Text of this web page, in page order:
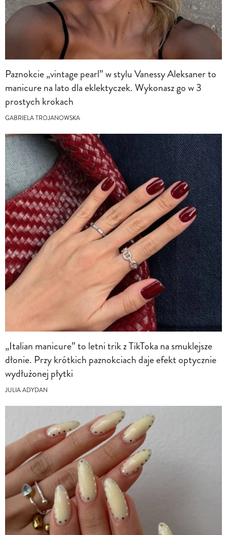
Paznokcie „vintage pearl” w stylu Vanessy Aleksaner to
manicure na lato dla eklektyczek. Wykonasz go w 3
prostych krokach
GABRIELA TROJANOWSKA
„Italian manicure” to letni trik z TikToka na smuklejsze
dłonie. Przy krótkich paznokciach daje efekt optycznie
wydłużonej płytki
JULIA ADYDAN